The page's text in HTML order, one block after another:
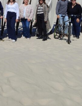
PAŠVALDĪBAS POLICIJAI
37 “IEDZĪVOTĀJI DROŠĪBAI” /
FOR SAFETY”